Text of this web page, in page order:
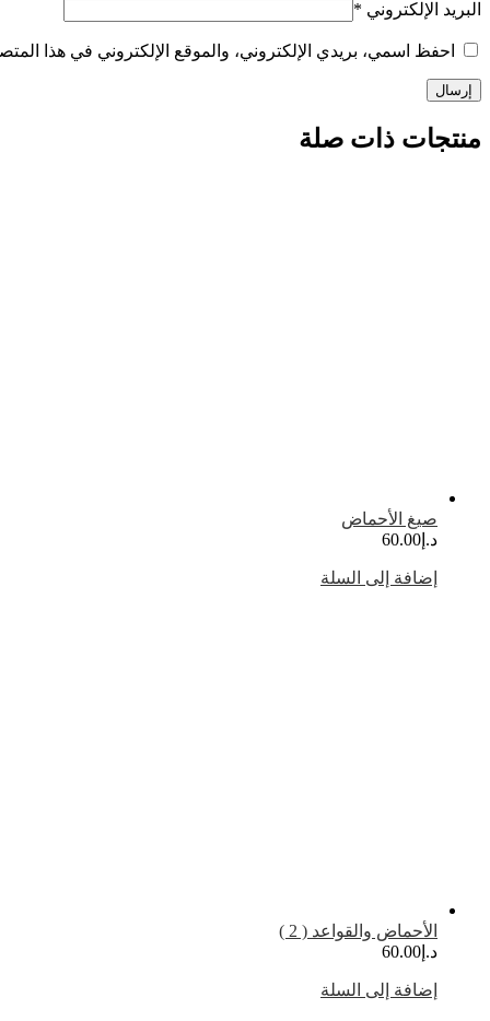
البريد الإلكتروني *
احفظ اسمي، بريدي الإلكتروني، والموقع الإلكتروني في هذا
منتجات ذات صلة
صيغ الأحماض
د.إ 60.00
إضافة إلى السلة
الأحماض والقواعد ( 2 )
د.إ 60.00
إضافة إلى السلة